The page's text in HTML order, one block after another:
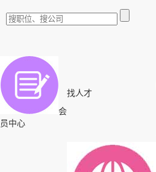
会
员中心
找人才